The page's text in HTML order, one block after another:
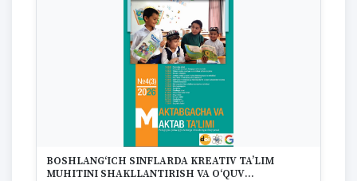
BOSHLANG‘ICH SINFLARDA KREATIV TA’LIM
MUHITINI SHAKLLANTIRISH VA O‘QUV